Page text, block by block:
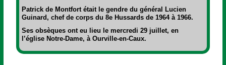
Patrick de Montfort était le gendre du général Lucien
Guinard, chef de corps du 8e Hussards de 1964 à 1966.
Ses obsèques ont eu lieu le mercredi 29 juillet, en
l’église Notre-Dame, à Ourville-en-Caux.